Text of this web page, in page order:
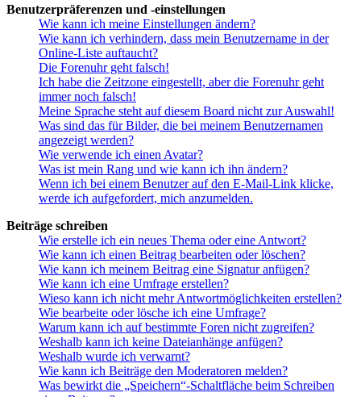
Benutzerpräferenzen und -einstellungen
Wie kann ich meine Einstellungen ändern?
Wie kann ich verhindern, dass mein Benutzername in der
Online-Liste auftaucht?
Die Forenuhr geht falsch!
Ich habe die Zeitzone eingestellt, aber die Forenuhr geht
immer noch falsch!
Meine Sprache steht auf diesem Board nicht zur Auswahl!
Was sind das für Bilder, die bei meinem Benutzernamen
angezeigt werden?
Wie verwende ich einen Avatar?
Was ist mein Rang und wie kann ich ihn ändern?
Wenn ich bei einem Benutzer auf den E-Mail-Link klicke,
werde ich aufgefordert, mich anzumelden.
Beiträge schreiben
Wie erstelle ich ein neues Thema oder eine Antwort?
Wie kann ich einen Beitrag bearbeiten oder löschen?
Wie kann ich meinem Beitrag eine Signatur anfügen?
Wie kann ich eine Umfrage erstellen?
Wieso kann ich nicht mehr Antwortmöglichkeiten erstellen?
Wie bearbeite oder lösche ich eine Umfrage?
Warum kann ich auf bestimmte Foren nicht zugreifen?
Weshalb kann ich keine Dateianhänge anfügen?
Weshalb wurde ich verwarnt?
Wie kann ich Beiträge den Moderatoren melden?
Was bewirkt die „Speichern“-Schaltfläche beim Schreiben